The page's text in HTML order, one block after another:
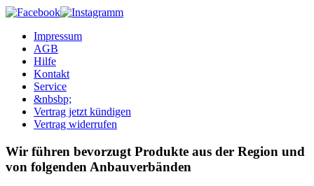
Impressum
AGB
Hilfe
Kontakt
Service
&nbsbp;
Vertrag jetzt kündigen
Vertrag widerrufen
Wir führen bevorzugt Produkte aus der Region und
von folgenden Anbauverbänden